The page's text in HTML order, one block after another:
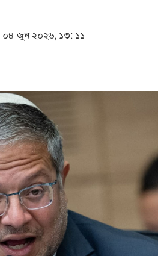
০৪ জুন ২০২৬, ১৩: ১১